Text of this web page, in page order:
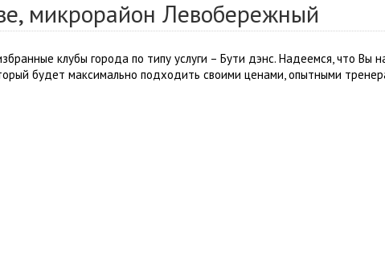
микрорайон Левобережный
клубы города по типу услуги – Бути дэнс. Надеемся, что Вы
будет максимально подходить своими ценами, опытными